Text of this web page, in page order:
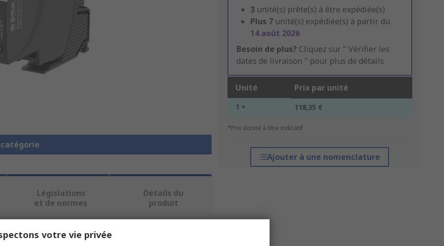
3 unité(s) prête(s) à être expédiée(s)
Plus 7 unité(s) expédiée(s) à partir du
14 août 2026
Besoin de plus? Cliquez sur " Vérifier les
dates de livraison " pour plus de détails
Unité Prix par unité
1 + 118,35 €
*Prix donné à titre indicatif
Ajouter à une nomenclature
Législations
et de normes
Détails du
produit
un ou plusieurs attributs.
votre vie privée